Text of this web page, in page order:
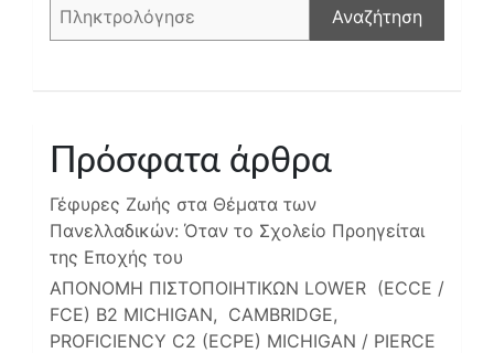
Αναζήτηση
Πρόσφατα άρθρα
Γέφυρες Ζωής στα Θέματα των
Πανελλαδικών: Όταν το Σχολείο Προηγείται
της Εποχής του
ΑΠΟΝΟΜΗ ΠΙΣΤΟΠΟΙΗΤΙΚΩΝ LOWER (ECCE /
FCE) B2 MICHIGAN, CAMBRIDGE,
PROFICIENCY C2 (ECPE) MICHIGAN / PIERCE